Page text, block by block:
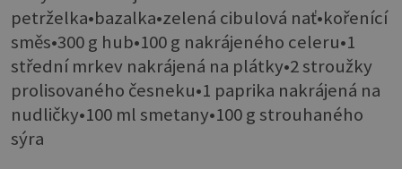
petrželka•bazalka•zelená cibulová nať•kořenící
směs•300 g hub•100 g nakrájeného celeru•1
střední mrkev nakrájená na plátky•2 stroužky
prolisovaného česneku•1 paprika nakrájená na
nudličky•100 ml smetany•100 g strouhaného
sýra